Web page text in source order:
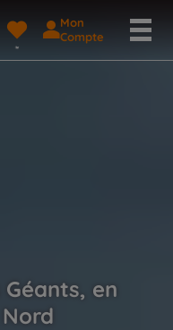
Mon
Compte
Géants, en